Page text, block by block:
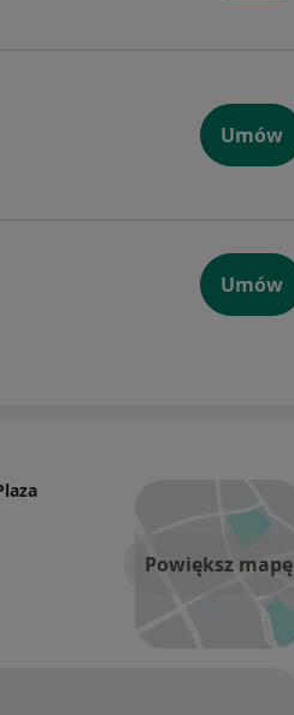
Umów
Umów
Powiększ mapę